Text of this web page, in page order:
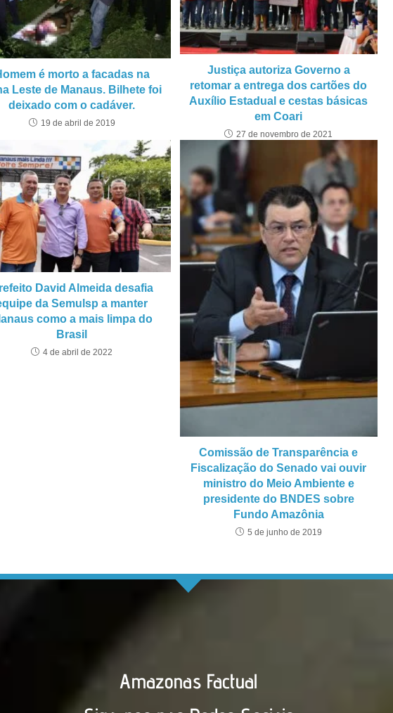
é morto a facadas na
Leste de Manaus. Bilhete foi
deixado com o cadáver.
19 de abril de 2019
Justiça autoriza Governo a
retomar a entrega dos cartões do
Auxílio Estadual e cestas básicas
em Coari
27 de novembro de 2021
David Almeida desafia
da Semulsp a manter
como a mais limpa do
Brasil
4 de abril de 2022
Comissão de Transparência e
Fiscalização do Senado vai ouvir
ministro do Meio Ambiente e
presidente do BNDES sobre
Fundo Amazônia
5 de junho de 2019
Amazonas Factual